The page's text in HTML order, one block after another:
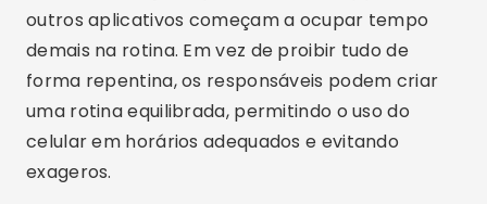
bloqueiem aplicativos antes que eles sejam
instalados no celular da criança. Isso ajuda a
evitar que apps inadequados, desconhecidos ou
perigosos sejam baixados sem supervisão.
Esse controle é importante porque muitos riscos